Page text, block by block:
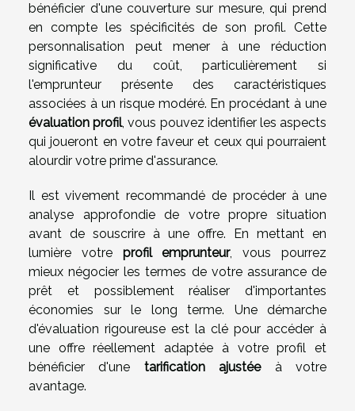
bénéficier d'une couverture sur mesure, qui prend
en compte les spécificités de son profil. Cette
personnalisation peut mener à une réduction
significative du coût, particulièrement si
l'emprunteur présente des caractéristiques
associées à un risque modéré. En procédant à une
évaluation profil, vous pouvez identifier les aspects
qui joueront en votre faveur et ceux qui pourraient
alourdir votre prime d'assurance.
Il est vivement recommandé de procéder à une
analyse approfondie de votre propre situation
avant de souscrire à une offre. En mettant en
lumière votre profil emprunteur, vous pourrez
mieux négocier les termes de votre assurance de
prêt et possiblement réaliser d'importantes
économies sur le long terme. Une démarche
d'évaluation rigoureuse est la clé pour accéder à
une offre réellement adaptée à votre profil et
bénéficier d'une tarification ajustéeà votre
avantage.